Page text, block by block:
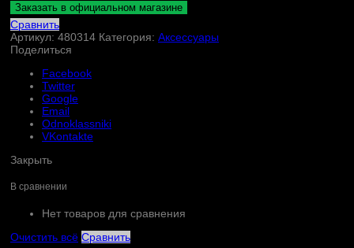
Заказать в официальном магазине
Сравнить
Артикул: 480314 Категория: Аксессуары
Поделиться
Facebook
Twitter
Google
Email
Odnoklassniki
VKontakte
Закрыть
В сравнении
Нет товаров для сравнения
Очистить всё Сравнить